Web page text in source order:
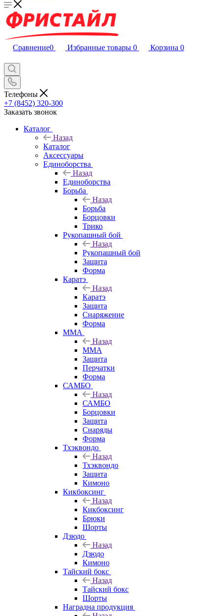
Сравнение0 Избранные товары 0 Корзина 0
Телефоны
+7 (8452) 320-300
Заказать звонок
Каталог
Назад
Каталог
Аксессуары
Единоборства
Назад
Единоборства
Борьба
Назад
Борьба
Борцовки
Трико
Рукопашный бой
Назад
Рукопашный бой
Защита
Форма
Каратэ
Назад
Каратэ
Защита
Снаряжение
Форма
ММА
Назад
ММА
Защита
Перчатки
Форма
САМБО
Назад
САМБО
Борцовки
Защита
Снаряды
Форма
Тхэквондо
Назад
Тхэквондо
Защита
Кимоно
Кикбоксинг
Назад
Кикбоксинг
Брюки
Шорты
Дзюдо
Назад
Дзюдо
Кимоно
Тайский бокс
Назад
Тайский бокс
Шорты
Наградна продукция